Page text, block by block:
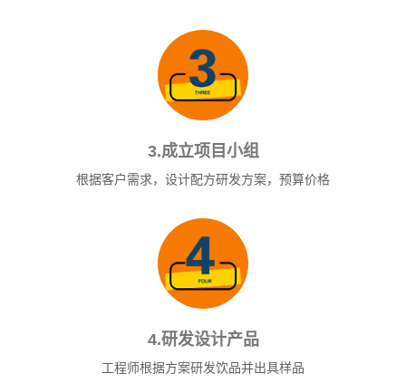
3.成立项目小组
根据客户需求，设计配方研发方案，预算价格
4.研发设计产品
工程师根据方案研发饮品并出具样品